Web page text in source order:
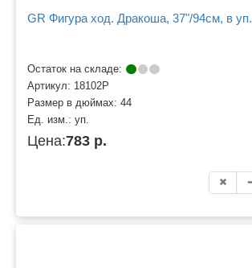
GR Фигура ход. Дракоша, 37"/94см, в уп.
Остаток на складе:
Артикул: 18102P
Размер в дюймах: 44
Ед. изм.: уп.
Цена:783 р.